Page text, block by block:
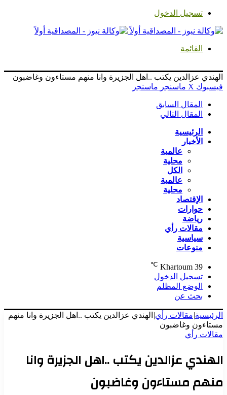
تسجيل الدخول
القائمة
الهندي عزالدين يكتب ..اهل الجزيرة وانا منهم مستاءون وغاضبون
فيسبوك ‫X ماسنجر ماسنجر
المقال السابق
المقال التالي
الرئيسية
الأخبار
عالمية
محلية
الكل
عالمية
محلية
الإقتصاد
حوارات
رياضة
مقالات رأي
سياسية
منوعات
Khartoum 39
℃
تسجيل الدخول
الوضع المظلم
بحث عن
الرئيسية|مقالات رأي| الهندي عزالدين يكتب ..اهل الجزيرة وانا منهم
مستاءون وغاضبون
مقالات رأي
الهندي عزالدين يكتب ..اهل الجزيرة وانا
منهم مستاءون وغاضبون